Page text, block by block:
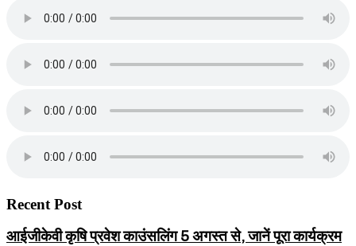
Recent Post
आईजीकेवी कृषि प्रवेश काउंसलिंग 5 अगस्त से, जानें पूरा कार्यक्रम